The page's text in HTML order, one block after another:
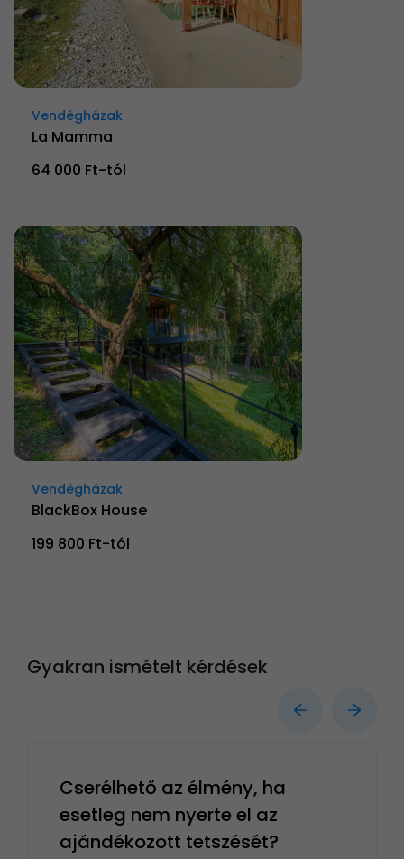
Vendégházak
La Mamma
64 000 Ft-tól
Vendégházak
BlackBox House
199 800 Ft-tól
Gyakran ismételt kérdések
Cserélhető az élmény, ha
esetleg nem nyerte el az
ajándékozott tetszését?